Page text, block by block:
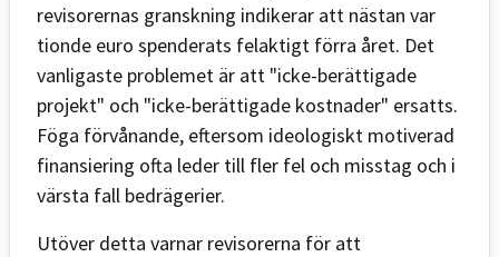
revisorernas granskning indikerar att nästan var
tionde euro spenderats felaktigt förra året. Det
vanligaste problemet är att "icke-berättigade
projekt" och "icke-berättigade kostnader" ersatts.
Föga förvånande, eftersom ideologiskt motiverad
finansiering ofta leder till fler fel och misstag och i
värsta fall bedrägerier.
Utöver detta varnar revisorerna för att